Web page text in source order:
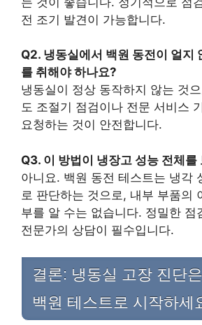
전 조기 발견이 가능합니다.
Q2. 냉동실에서 백원 동전이 얼지
를 취해야 하나요?
냉동실이 정상 동작하지 않는 것
도 조절기 점검이나 전문 서비스
요청하는 것이 안전합니다.
Q3. 이 방법이 냉장고 성능 전체를
아니요. 백원 동전 테스트는 냉각
로 판단하는 것으로, 내부 부품의
부를 알 수는 없습니다. 정밀한 점
전문가의 상담이 필수입니다.
결론: 냉동실 고장 진단
백원 테스트로 시작하세